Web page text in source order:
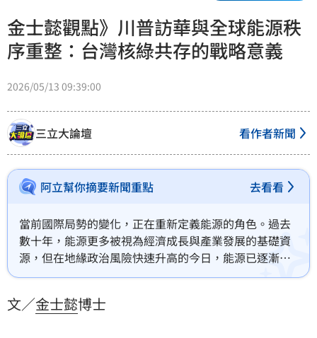
金士懿觀點》川普訪華與全球能源秩
序重整：台灣核綠共存的戰略意義
2026/05/13 09:39:00
三立大論壇 看作者新聞
阿立幫你摘要新聞重點 去看看
當前國際局勢的變化，正在重新定義能源的角色。過去
數十年，能源更多被視為經濟成長與產業發展的基礎資
源，但在地緣政治風險快速升高的今日，能源已逐漸轉
變為國家安全、供應鏈穩定與國際戰略競爭的重要核
問中國，外界也開始重新評估未來美中關係、全球供應
文／金士懿博士